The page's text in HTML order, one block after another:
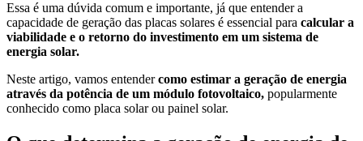
Essa é uma dúvida comum e importante, já que entender a
capacidade de geração das placas solares é essencial para calcular a
viabilidade e o retorno do investimento em um sistema de
energia solar.
Neste artigo, vamos entendercomo estimar a geração de energia
através da potência de um módulo fotovoltaico, popularmente
conhecido como placa solar ou painel solar.